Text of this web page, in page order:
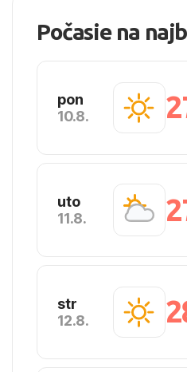
Počasie na
pon
10.8.
uto
11.8.
str
12.8.